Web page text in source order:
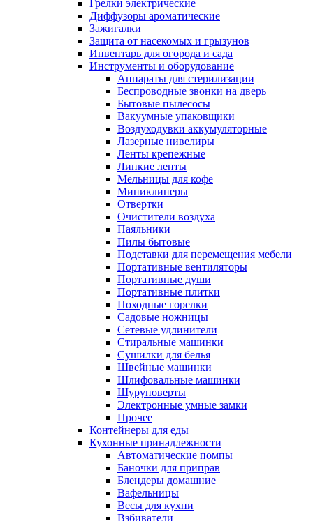
Грелки электрические
Диффузоры ароматические
Зажигалки
Защита от насекомых и грызунов
Инвентарь для огорода и сада
Инструменты и оборудование
Аппараты для стерилизации
Беспроводные звонки на дверь
Бытовые пылесосы
Вакуумные упаковщики
Воздуходувки аккумуляторные
Лазерные нивелиры
Ленты крепежные
Липкие ленты
Мельницы для кофе
Миниклинеры
Отвертки
Очистители воздуха
Паяльники
Пилы бытовые
Подставки для перемещения мебели
Портативные вентиляторы
Портативные души
Портативные плитки
Походные горелки
Садовые ножницы
Сетевые удлинители
Стиральные машинки
Сушилки для белья
Швейные машинки
Шлифовальные машинки
Шуруповерты
Электронные умные замки
Прочее
Контейнеры для еды
Кухонные принадлежности
Автоматические помпы
Баночки для приправ
Блендеры домашние
Вафельницы
Весы для кухни
Взбиватели